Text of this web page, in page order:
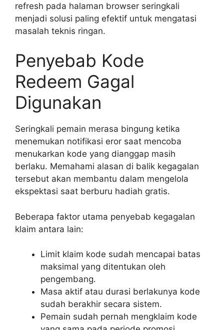
refresh pada halaman browser seringkali
menjadi solusi paling efektif untuk mengatasi
masalah teknis ringan.
Penyebab Kode
Redeem Gagal
Digunakan
Seringkali pemain merasa bingung ketika
menemukan notifikasi eror saat mencoba
menukarkan kode yang dianggap masih
berlaku. Memahami alasan di balik kegagalan
tersebut akan membantu dalam mengelola
ekspektasi saat berburu hadiah gratis.
Beberapa faktor utama penyebab kegagalan
klaim antara lain:
Limit klaim kode sudah mencapai batas
maksimal yang ditentukan oleh
pengembang.
Masa aktif atau durasi berlakunya kode
sudah berakhir secara sistem.
Pemain sudah pernah mengklaim kode